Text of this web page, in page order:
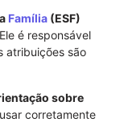
Família (ESF)
é responsável
atribuições são
sobre
corretamente